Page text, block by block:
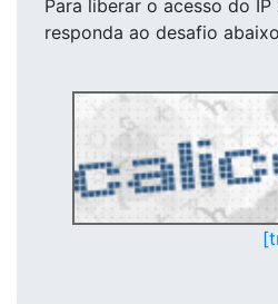
Para liberar o acesso do IP
responda ao desafio